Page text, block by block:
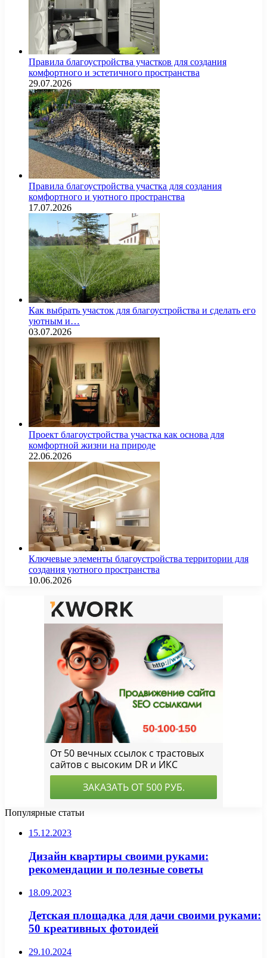
Правила благоустройства участков для создания
комфортного и эстетичного пространства
29.07.2026
Правила благоустройства участка для создания
комфортного и уютного пространства
17.07.2026
Как выбрать участок для благоустройства и сделать его
уютным и…
03.07.2026
Проект благоустройства участка как основа для
комфортной жизни на природе
22.06.2026
Ключевые элементы благоустройства территории для
создания уютного пространства
10.06.2026
Популярные статьи
15.12.2023
Дизайн квартиры своими руками:
рекомендации и полезные советы
18.09.2023
Детская площадка для дачи своими руками:
50 креативных фотоидей
29.10.2024